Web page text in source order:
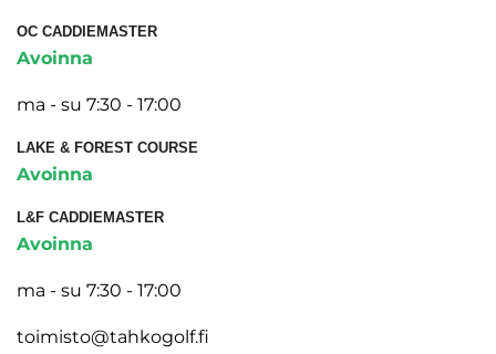
OC CADDIEMASTER
Avoinna
ma - su 7:30 - 17:00
LAKE & FOREST COURSE
Avoinna
L&F CADDIEMASTER
Avoinna
ma - su 7:30 - 17:00
toimisto@tahkogolf.fi